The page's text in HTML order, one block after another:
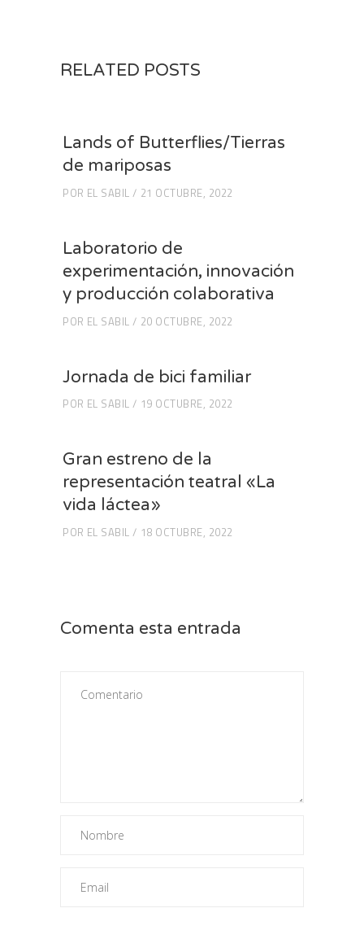
RELATED POSTS
Lands of Butterflies/Tierras
de mariposas
POR EL SABIL 21 OCTUBRE, 2022
Laboratorio de
experimentación, innovación
y producción colaborativa
POR EL SABIL 20 OCTUBRE, 2022
Jornada de bici familiar
POR EL SABIL 19 OCTUBRE, 2022
Gran estreno de la
representación teatral «La
vida láctea»
POR EL SABIL 18 OCTUBRE, 2022
Comenta esta entrada